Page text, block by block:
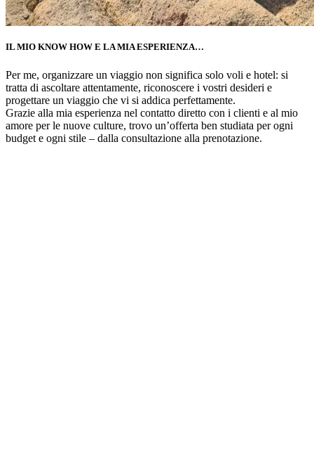
IL MIO KNOW HOW E LA MIA ESPERIENZA…
Per me, organizzare un viaggio non significa solo voli e hotel: si
tratta di ascoltare attentamente, riconoscere i vostri desideri e
progettare un viaggio che vi si addica perfettamente.
Grazie alla mia esperienza nel contatto diretto con i clienti e al mio
amore per le nuove culture, trovo un’offerta ben studiata per ogni
budget e ogni stile – dalla consultazione alla prenotazione.